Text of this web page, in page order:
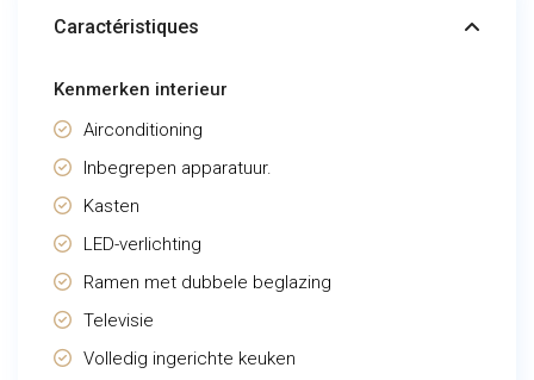
Caractéristiques
Kenmerken interieur
Airconditioning
Inbegrepen apparatuur.
Kasten
LED-verlichting
Ramen met dubbele beglazing
Televisie
Volledig ingerichte keuken